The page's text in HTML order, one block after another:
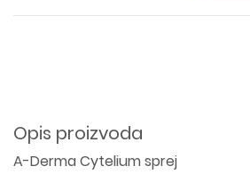
Opis proizvoda
A-Derma Cytelium sprej